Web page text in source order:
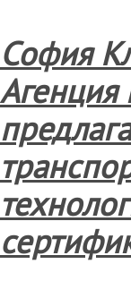
София